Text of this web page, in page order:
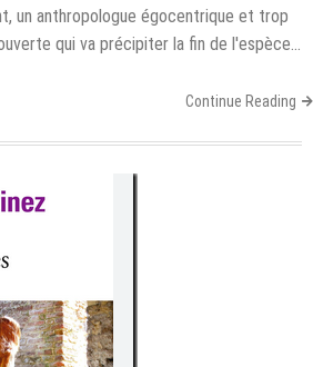
un anthropologue égocentrique et trop
qui va précipiter la fin de l'espèce…
Continue Reading